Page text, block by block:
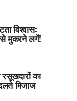
विश्वास:
से मुकरने लगें!
का
मिजाज